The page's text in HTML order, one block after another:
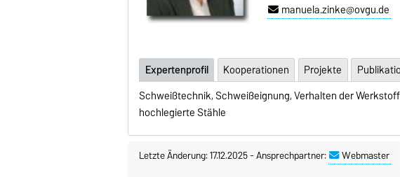
manuela.zinke@ovgu.de
Expertenprofil Kooperationen Projekte
Schweißtechnik, Schweißeignung, Verhalten der
hochlegierte Stähle
Letzte Änderung: 17.12.2025-Ansprechpartner: Webmaster